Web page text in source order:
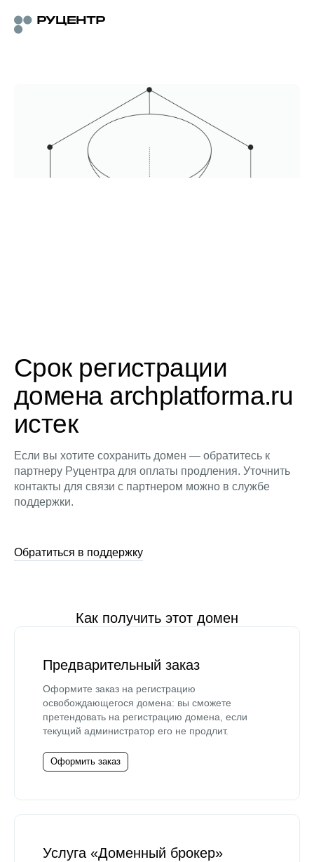
Срок регистрации
домена archplatforma.ru
истек
Если вы хотите сохранить домен — обратитесь к
партнеру Руцентра для оплаты продления. Уточнить
контакты для связи с партнером можно в службе
поддержки.
Обратиться в поддержку
Как получить этот домен
Предварительный заказ
Оформите заказ на регистрацию
освобождающегося домена: вы сможете
претендовать на регистрацию домена, если
текущий администратор его не продлит.
Оформить заказ
Услуга «Доменный брокер»